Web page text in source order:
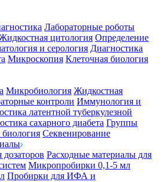
Лабораторные роботы
цитология Определение
и серология Диагностика
Микроскопия Клеточная биология
Микробиология Жидкостная
контроли Иммунология и
латентной туберкулезной
сахарного диабета Группы
биология Секвенирование
Расходные материалы для
Микропробирки 0,1-5 мл
Пробирки для ИФА и